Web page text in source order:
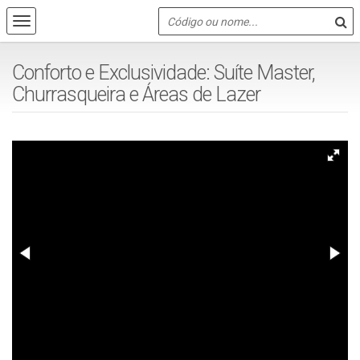
Conforto e Exclusividade: Suíte Master,
Churrasqueira e Áreas de Lazer